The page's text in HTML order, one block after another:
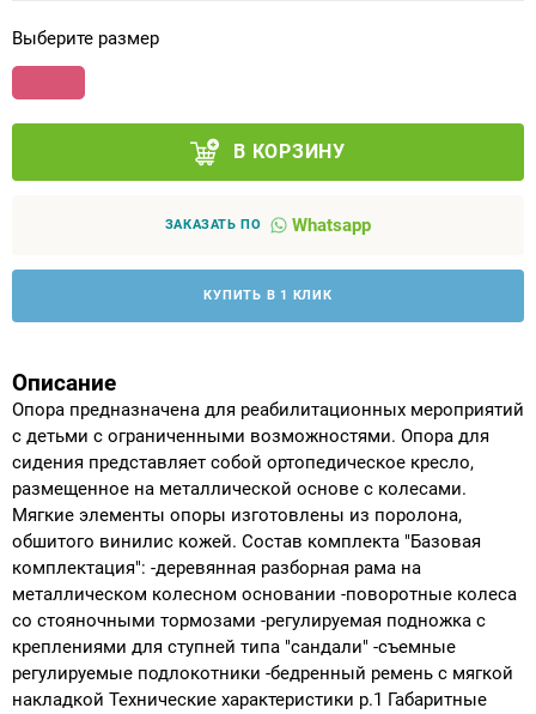
Выберите размер
В КОРЗИНУ
ЗАКАЗАТЬ ПО Whatsapp
КУПИТЬ В 1 КЛИК
Описание
Опора предназначена для реабилитационных мероприятий
с детьми с ограниченными возможностями. Опора для
сидения представляет собой ортопедическое кресло,
размещенное на металлической основе с колесами.
Мягкие элементы опоры изготовлены из поролона,
обшитого винилис кожей. Состав комплекта "Базовая
комплектация": -деревянная разборная рама на
металлическом колесном основании -поворотные колеса
со стояночными тормозами -регулируемая подножка с
креплениями для ступней типа "сандали" -съемные
регулируемые подлокотники -бедренный ремень с мягкой
накладкой Технические характеристики р.1 Габаритные
Аппараты на суставы
Санитарные приспособления для
инвалидов
Индивидуальное изготовление